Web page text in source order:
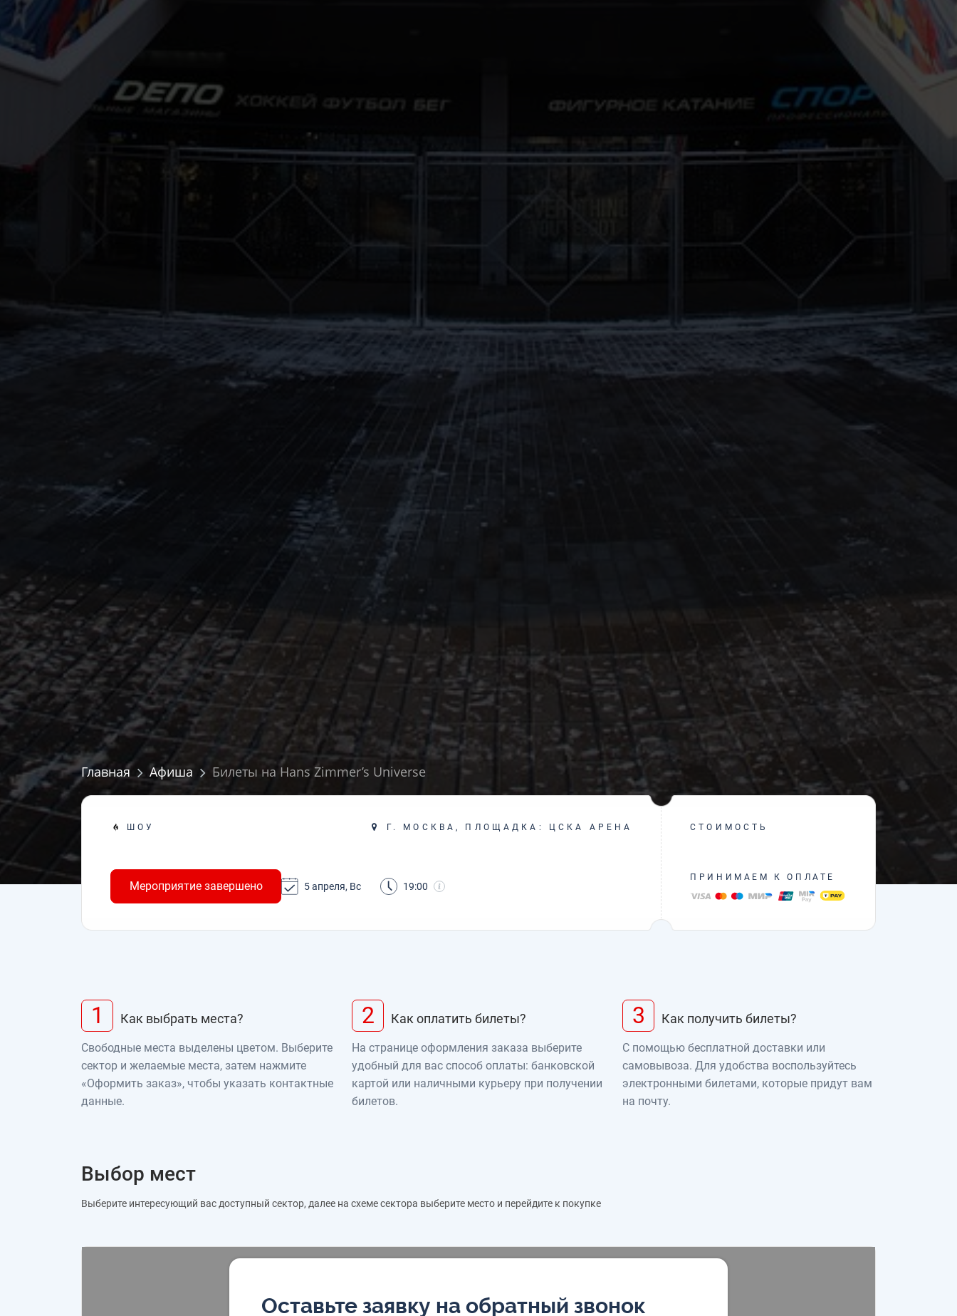
Главная Афиша Билеты на Hans Zimmer’s Universe
ШОУ Г. МОСКВА, ПЛОЩАДКА: ЦСКА АРЕНА
Мероприятие завершено 5 апреля, Вс 19:00
СТОИМОСТЬ
ПРИНИМАЕМ К ОПЛАТЕ
1 Как выбрать места?
Свободные места выделены цветом. Выберите
сектор и желаемые места, затем нажмите
«Оформить заказ», чтобы указать контактные
данные.
2 Как оплатить билеты?
На странице оформления заказа выберите
удобный для вас способ оплаты: банковской
картой или наличными курьеру при получении
билетов.
3 Как получить билеты?
С помощью бесплатной доставки или
самовывоза. Для удобства воспользуйтесь
электронными билетами, которые придут вам
на почту.
Выбор мест
Выберите интересующий вас доступный сектор, далее на схеме сектора выберите место и перейдите к покупке
Оставьте заявку на обратный звонок